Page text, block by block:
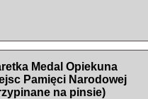
Medal Opiekuna
Pamięci Narodowej
na pinsie)